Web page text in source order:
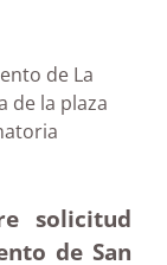
de La
de la plaza
solicitud
de San